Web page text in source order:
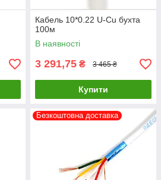
Кабель 10*0.22 U-Cu бухта
100м
В наявності
3 291,75 ₴ 3 465 ₴
Купити
Безкоштовна доставка